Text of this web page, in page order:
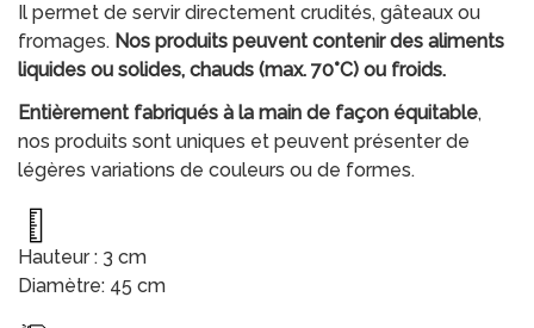
Il permet de servir directement crudités, gâteaux ou
fromages. Nos produits peuvent contenir des aliments
liquides ou solides, chauds (max. 70°C) ou froids.
Entièrement fabriqués à la main de façon équitable,
nos produits sont uniques et peuvent présenter de
légères variations de couleurs ou de formes.
Hauteur : 3 cm
Diamètre: 45 cm